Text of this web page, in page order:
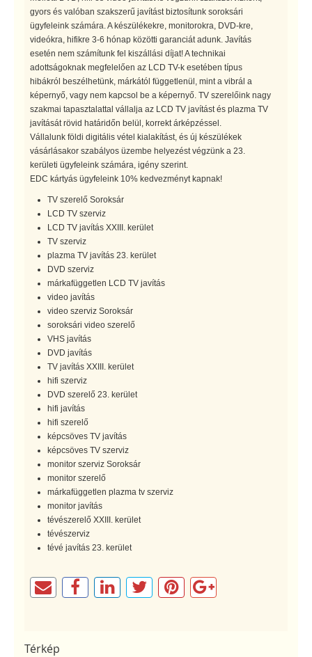
gyors és valóban szakszerű javítást biztosítunk soroksári
ügyfeleink számára. A készülékekre, monitorokra, DVD-kre,
videókra, hifikre 3-6 hónap közötti garanciát adunk. Javítás
esetén nem számítunk fel kiszállási díjat! A technikai
adottságoknak megfelelően az LCD TV-k esetében típus
hibákról beszélhetünk, márkától függetlenül, mint a vibrál a
képernyő, vagy nem kapcsol be a képernyő. TV szerelőink nagy
szakmai tapasztalattal vállalja az LCD TV javítást és plazma TV
javítását rövid határidőn belül, korrekt árképzéssel.
Vállalunk földi digitális vétel kialakítást, és új készülékek
vásárlásakor szabályos üzembe helyezést végzünk a 23.
kerületi ügyfeleink számára, igény szerint.
EDC kártyás ügyfeleink 10% kedvezményt kapnak!
TV szerelő Soroksár
LCD TV szerviz
LCD TV javítás XXIII. kerület
TV szerviz
plazma TV javítás 23. kerület
DVD szerviz
márkafüggetlen LCD TV javítás
video javítás
video szerviz Soroksár
soroksári video szerelő
VHS javítás
DVD javítás
TV javítás XXIII. kerület
hifi szerviz
DVD szerelő 23. kerület
hifi javítás
hifi szerelő
képcsöves TV javítás
képcsöves TV szerviz
monitor szerviz Soroksár
monitor szerelő
márkafüggetlen plazma tv szerviz
monitor javítás
tévészerelő XXIII. kerület
tévészerviz
tévé javítás 23. kerület
Térkép